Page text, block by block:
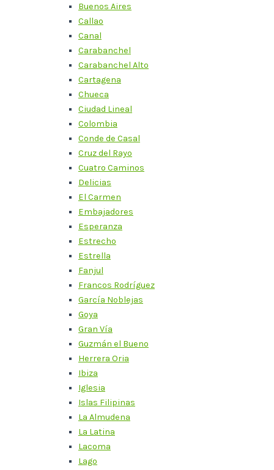
Buenos Aires
Callao
Canal
Carabanchel
Carabanchel Alto
Cartagena
Chueca
Ciudad Lineal
Colombia
Conde de Casal
Cruz del Rayo
Cuatro Caminos
Delicias
El Carmen
Embajadores
Esperanza
Estrecho
Estrella
Fanjul
Francos Rodríguez
García Noblejas
Goya
Gran Vía
Guzmán el Bueno
Herrera Oria
Ibiza
Iglesia
Islas Filipinas
La Almudena
La Latina
Lacoma
Lago